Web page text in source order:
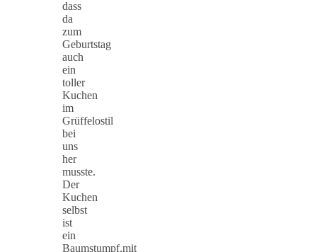
dass
da
zum
Geburtstag
auch
ein
toller
Kuchen
im
Grüffelostil
bei
uns
her
musste.
Der
Kuchen
selbst
ist
ein
Baumstumpf,mit